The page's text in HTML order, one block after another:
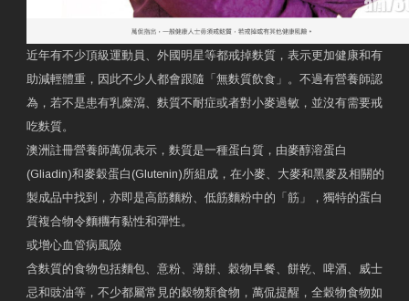
近年有不少頂級運動員、外國明星等都戒掉麩質，表示更加健康和有
助減輕體重，因此不少人都會跟隨「無麩質飲食」。不過有營養師認
為，若不是患有乳糜瀉、麩質不耐症或者對小麥過敏，並沒有需要戒
吃麩質。
澳洲註冊營養師萬侃表示，麩質是一種蛋白質，由麥醇溶蛋白
(Gliadin)和麥穀蛋白(Glutenin)所組成，在小麥、大麥和黑麥及相關的
製成品中找到，亦即是高筋麵粉、低筋麵粉中的「筋」，獨特的蛋白
質複合物令麵糰有黏性和彈性。
或增心血管病風險
含麩質的食物包括麵包、意粉、薄餅、穀物早餐、餅乾、啤酒、威士
忌和豉油等，不少都屬常見的穀物類食物，萬侃提醒，全穀物食物如